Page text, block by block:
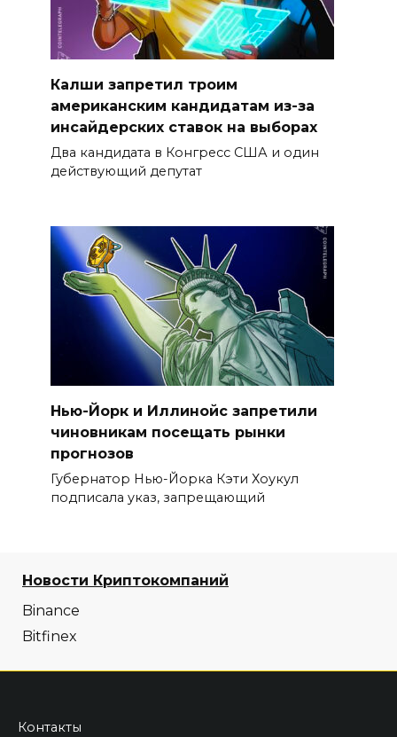
Калши запретил троим
американским кандидатам из-за
инсайдерских ставок на выборах
Два кандидата в Конгресс США и один
действующий депутат
Нью-Йорк и Иллинойс запретили
чиновникам посещать рынки
прогнозов
Губернатор Нью-Йорка Кэти Хоукул
подписала указ, запрещающий
Новости Криптокомпаний
Binance
Bitfinex
Контакты